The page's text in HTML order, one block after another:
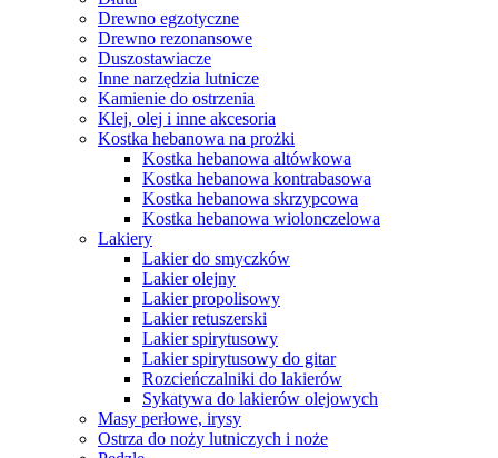
Drewno egzotyczne
Drewno rezonansowe
Duszostawiacze
Inne narzędzia lutnicze
Kamienie do ostrzenia
Klej, olej i inne akcesoria
Kostka hebanowa na prożki
Kostka hebanowa altówkowa
Kostka hebanowa kontrabasowa
Kostka hebanowa skrzypcowa
Kostka hebanowa wiolonczelowa
Lakiery
Lakier do smyczków
Lakier olejny
Lakier propolisowy
Lakier retuszerski
Lakier spirytusowy
Lakier spirytusowy do gitar
Rozcieńczalniki do lakierów
Sykatywa do lakierów olejowych
Masy perłowe, irysy
Ostrza do noży lutniczych i noże